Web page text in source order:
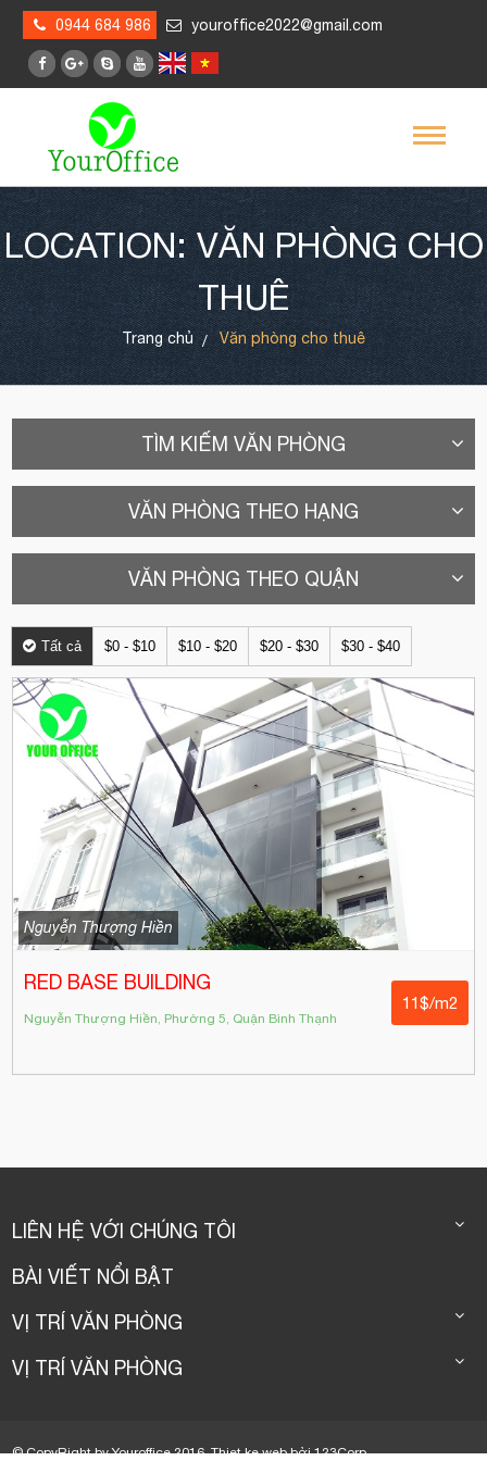
0944 684 986 youroffice2022@gmail.com
LOCATION: VĂN PHÒNG CHO
THUÊ
Trang chủ Văn phòng cho thuê
TÌM KIẾM VĂN PHÒNG
VĂN PHÒNG THEO HẠNG
VĂN PHÒNG THEO QUẬN
Tất cả $0 - $10 $10 - $20 $20 - $30 $30 - $40
Nguyễn Thượng Hiền
RED BASE BUILDING
Nguyễn Thượng Hiền, Phường 5, Quận Bình Thạnh
11$/m2
LIÊN HỆ VỚI CHÚNG TÔI
BÀI VIẾT NỔI BẬT
VỊ TRÍ VĂN PHÒNG
VỊ TRÍ VĂN PHÒNG
© CopyRight by Youroffice 2016.Thiet ke webbởi123Corp